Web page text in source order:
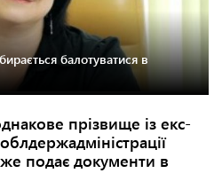
балотуватися в
прізвище із екс-
подає документи в